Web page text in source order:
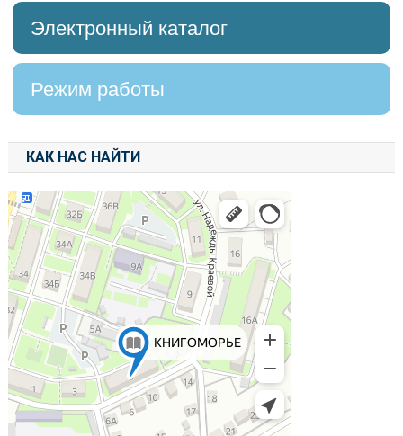
Электронный каталог
Режим работы
КАК НАС НАЙТИ